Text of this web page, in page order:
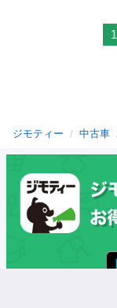
1
ジモティー 中古車